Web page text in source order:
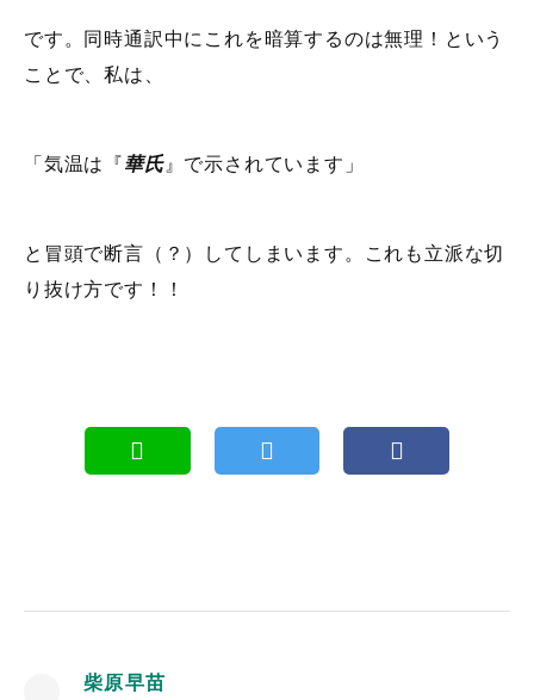
です。同時通訳中にこれを暗算するのは無理！という
ことで、私は、
「気温は『華氏』で示されています」
と冒頭で断言（？）してしまいます。これも立派な切
り抜け方です！！
柴原早苗